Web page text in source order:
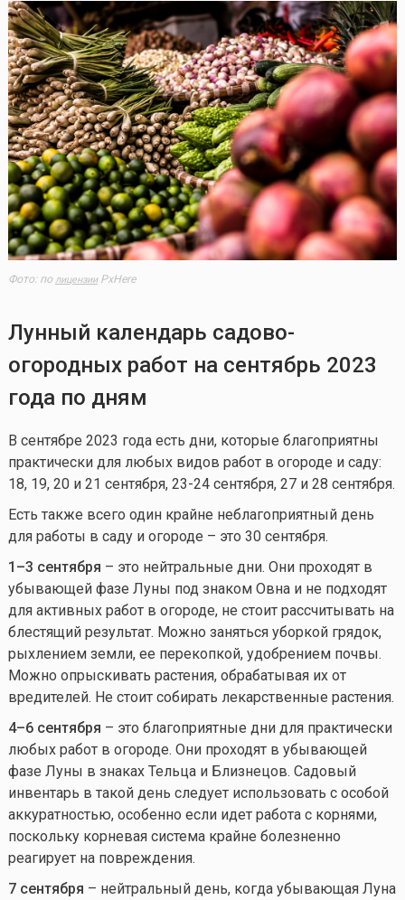
Фото: по лицензииPxHere
Лунный календарь садово-
огородных работ на сентябрь 2023
года по дням
В сентябре 2023 года есть дни, которые благоприятны
практически для любых видов работ в огороде и саду:
18, 19, 20 и 21 сентября, 23-24 сентября, 27 и 28 сентября.
Есть также всего один крайне неблагоприятный день
для работы в саду и огороде – это 30 сентября.
1–3 сентября – это нейтральные дни. Они проходят в
убывающей фазе Луны под знаком Овна и не подходят
для активных работ в огороде, не стоит рассчитывать на
блестящий результат. Можно заняться уборкой грядок,
рыхлением земли, ее перекопкой, удобрением почвы.
Можно опрыскивать растения, обрабатывая их от
вредителей. Не стоит собирать лекарственные растения.
4–6 сентября – это благоприятные дни для практически
любых работ в огороде. Они проходят в убывающей
фазе Луны в знаках Тельца и Близнецов. Садовый
инвентарь в такой день следует использовать с особой
аккуратностью, особенно если идет работа с корнями,
поскольку корневая система крайне болезненно
реагирует на повреждения.
7 сентября – нейтральный день, когда убывающая Луна